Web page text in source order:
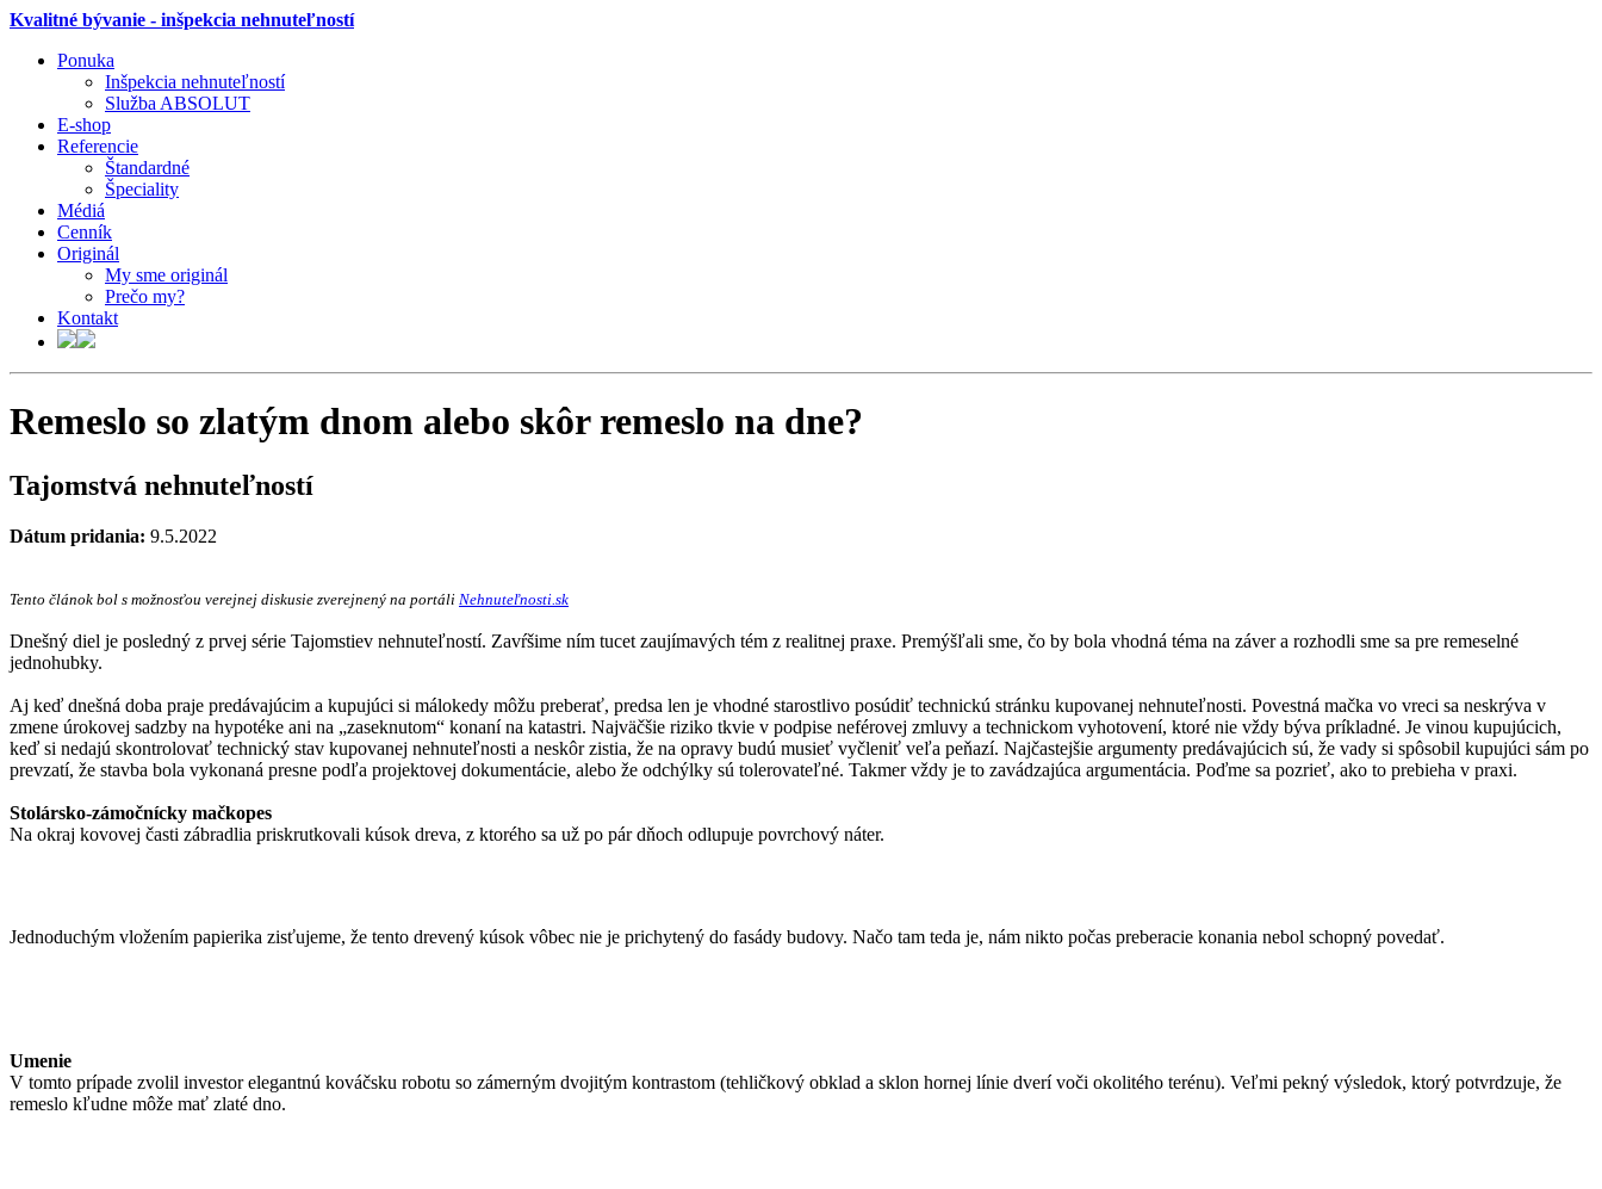
Kvalitné bývanie - inšpekcia nehnuteľností
Ponuka
Inšpekcia nehnuteľností
Služba ABSOLUT
E-shop
Referencie
Štandardné
Špeciality
Médiá
Cenník
Originál
My sme originál
Prečo my?
Kontakt
Remeslo so zlatým dnom alebo skôr remeslo na dne?
Tajomstvá nehnuteľností
Dátum pridania: 9.5.2022
Tento článok bol s možnosťou verejnej diskusie zverejnený na portáli Nehnuteľnosti.sk
Dnešný diel je posledný z prvej série Tajomstiev nehnuteľností. Zavŕšime ním tucet zaujímavých tém z realitnej praxe. Premýšľali sme, čo by bola vhodná téma na záver a rozhodli sme sa pre remeselné
jednohubky.
Aj keď dnešná doba praje predávajúcim a kupujúci si málokedy môžu preberať, predsa len je vhodné starostlivo posúdiť technickú stránku kupovanej nehnuteľnosti. Povestná mačka vo vreci sa neskrýva v
zmene úrokovej sadzby na hypotéke ani na „zaseknutom“ konaní na katastri. Najväčšie riziko tkvie v podpise neférovej zmluvy a technickom vyhotovení, ktoré nie vždy býva príkladné. Je vinou kupujúcich,
keď si nedajú skontrolovať technický stav kupovanej nehnuteľnosti a neskôr zistia, že na opravy budú musieť vyčleniť veľa peňazí. Najčastejšie argumenty predávajúcich sú, že vady si spôsobil kupujúci sám po
prevzatí, že stavba bola vykonaná presne podľa projektovej dokumentácie, alebo že odchýlky sú tolerovateľné. Takmer vždy je to zavádzajúca argumentácia. Poďme sa pozrieť, ako to prebieha v praxi.
Stolársko-zámočnícky mačkopes
Na okraj kovovej časti zábradlia priskrutkovali kúsok dreva, z ktorého sa už po pár dňoch odlupuje povrchový náter.
Jednoduchým vložením papierika zisťujeme, že tento drevený kúsok vôbec nie je prichytený do fasády budovy. Načo tam teda je, nám nikto počas preberacie konania nebol schopný povedať.
Umenie
V tomto prípade zvolil investor elegantnú kováčsku robotu so zámerným dvojitým kontrastom (tehličkový obklad a sklon hornej línie dverí voči okolitého terénu). Veľmi pekný výsledok, ktorý potvrdzuje, že
remeslo kľudne môže mať zlaté dno.